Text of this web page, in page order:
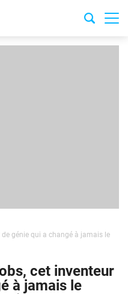
génie qui a changé à jamais le
cet inventeur
à jamais le